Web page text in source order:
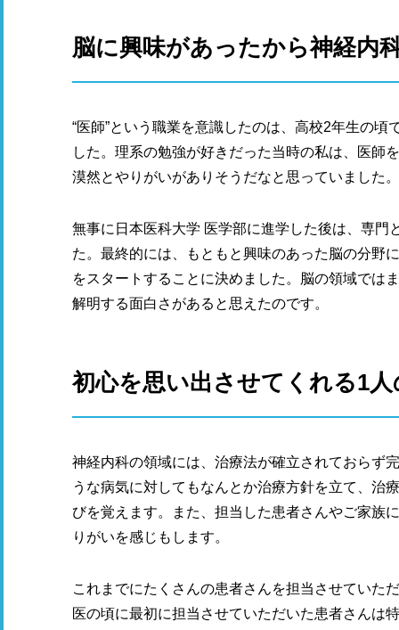
脳に興味があったから神経内
“医師”という職業を意識したのは、高校2年生の
した。理系の勉強が好きだった当時の私は、医師
漠然とやりがいがありそうだなと思っていました。
無事に日本医科大学 医学部に進学した後は、専
た。最終的には、もともと興味のあった脳の分野
をスタートすることに決めました。脳の領域では
解明する面白さがあると思えたのです。
初心を思い出させてくれる1
神経内科の領域には、治療法が確立されておらず
うな病気に対してもなんとか治療方針を立て、治
びを覚えます。また、担当した患者さんやご家族
りがいを感じもします。
これまでにたくさんの患者さんを担当させていた
医の頃に最初に担当させていただいた患者さんは